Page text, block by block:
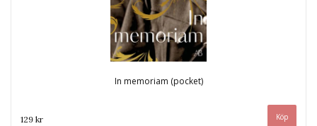
In memoriam (pocket)
129 kr